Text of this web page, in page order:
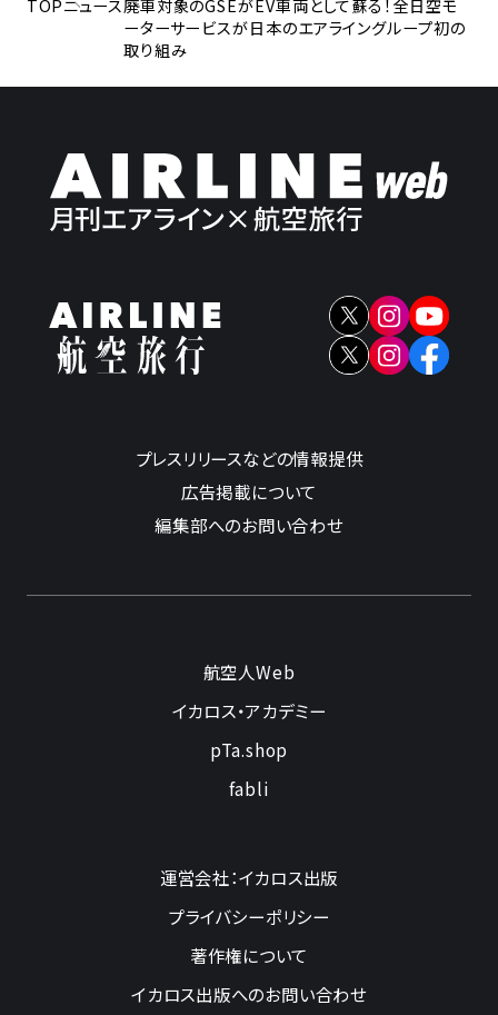
TOPニュース廃車対象のGSEがEV車両として蘇る！全日空モ
ーターサービスが日本のエアライングループ初の
取り組み
プレスリリースなどの情報提供
広告掲載について
編集部へのお問い合わせ
航空人Web
イカロス・アカデミー
pTa.shop
fabli
運営会社：イカロス出版
プライバシーポリシー
著作権について
イカロス出版へのお問い合わせ